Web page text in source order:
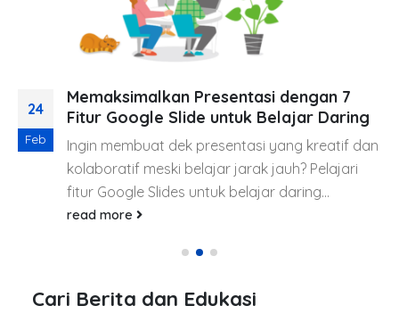
24
Feb
Memaksimalkan Presentasi dengan 7
Fitur Google Slide untuk Belajar Daring
Ingin membuat dek presentasi yang kreatif dan
kolaboratif meski belajar jarak jauh? Pelajari
fitur Google Slides untuk belajar daring...
read more
Cari Berita dan Edukasi